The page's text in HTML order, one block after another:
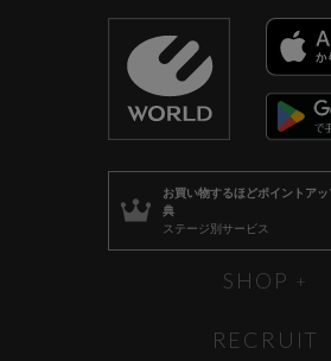
お買い物するほどポイントア
典
ステージ別サービス
SHOP
RECRUIT